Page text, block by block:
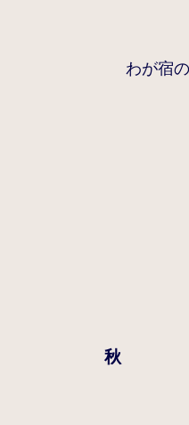
わが宿
秋